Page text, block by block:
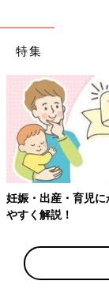
特集
【ワクチン接種で